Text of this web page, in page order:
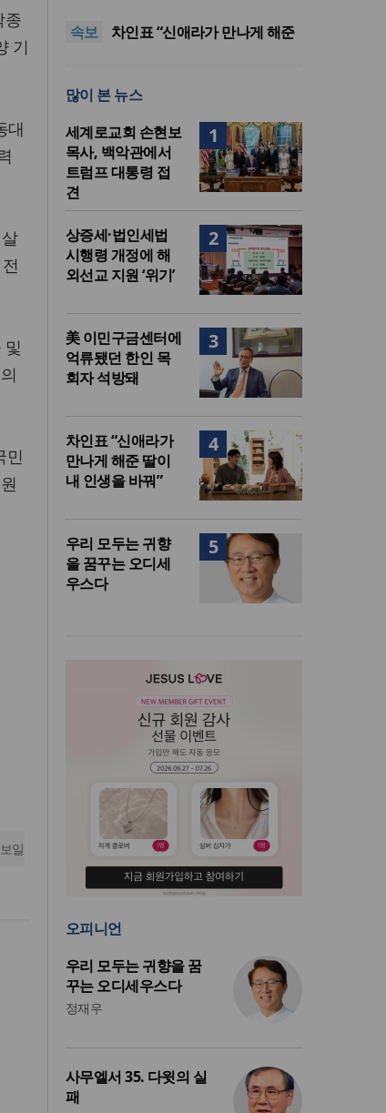
종
기
대
및
민
일
속보
표회장 이·취임식 열려
차인표 “신애라가 만나게 해준
이드 대학 캠퍼스 영구 사용 승
인… 장기 개발 기반 확보
세계로교회 손현보 목사, 백악
관에서 트럼프 대통령 접견
많이 본 뉴스
1
세계로교회 손현보
목사, 백악관에서
트럼프 대통령 접
견
2
상증세·법인세법
시행령 개정에 해
외선교 지원 ‘위기’
3
美 이민구금센터에
억류됐던 한인 목
회자 석방돼
4
차인표 “신애라가
만나게 해준 딸이
내 인생을 바꿔”
5
우리 모두는 귀향
을 꿈꾸는 오디세
우스다
오피니언
우리 모두는 귀향을 꿈
꾸는 오디세우스다
정재우
사무엘서 35. 다윗의 실
패